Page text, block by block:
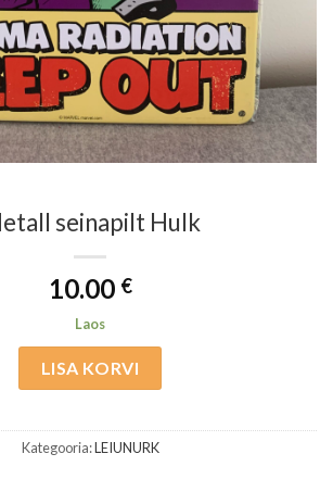
seinapilt Hulk
10.00 €
Laos
LISA KORVI
Kategooria:LEIUNURK